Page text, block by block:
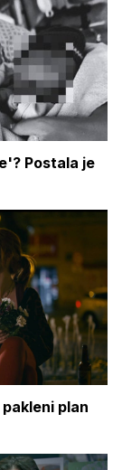
Postala je
plan